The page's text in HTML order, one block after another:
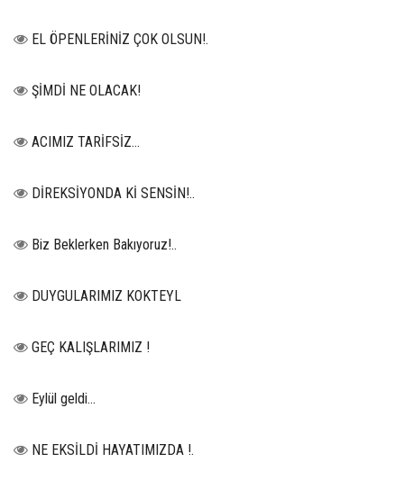
EL ÖPENLERİNİZ ÇOK OLSUN!.
ŞİMDİ NE OLACAK!
ACIMIZ TARİFSİZ…
DİREKSİYONDA Kİ SENSİN!..
Biz Beklerken Bakıyoruz!..
DUYGULARIMIZ KOKTEYL
GEÇ KALIŞLARIMIZ !
Eylül geldi…
NE EKSİLDİ HAYATIMIZDA !.